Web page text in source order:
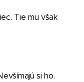
Tie mu však
si ho.